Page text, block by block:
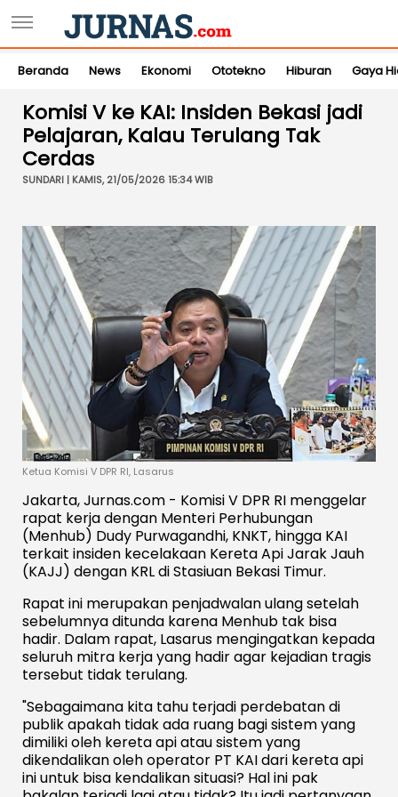
Beranda News Ekonomi Ototekno Hiburan Gaya
Komisi V ke KAI: Insiden Bekasi jadi
Pelajaran, Kalau Terulang Tak
Cerdas
SUNDARI | KAMIS, 21/05/2026 15:34 WIB
Ketua Komisi V DPR RI, Lasarus
Jakarta, Jurnas.com - Komisi V DPR RI menggelar
rapat kerja dengan Menteri Perhubungan
(Menhub) Dudy Purwagandhi, KNKT, hingga KAI
terkait insiden kecelakaan Kereta Api Jarak Jauh
(KAJJ) dengan KRL di Stasiuan Bekasi Timur.
Rapat ini merupakan penjadwalan ulang setelah
sebelumnya ditunda karena Menhub tak bisa
hadir. Dalam rapat, Lasarus mengingatkan kepada
seluruh mitra kerja yang hadir agar kejadian tragis
tersebut tidak terulang.
"Sebagaimana kita tahu terjadi perdebatan di
publik apakah tidak ada ruang bagi sistem yang
dimiliki oleh kereta api atau sistem yang
dikendalikan oleh operator PT KAI dari kereta api
ini untuk bisa kendalikan situasi? Hal ini pak